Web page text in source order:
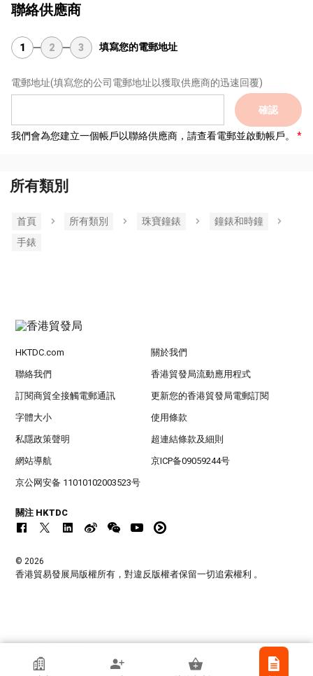
聯絡供應商
1 2 3 填寫您的電郵地址
電郵地址(填寫您的公司電郵地址以獲取供應商的迅速回覆)
確認
我們會為您建立一個帳戶以聯絡供應商，請查看電郵並啟動帳戶。
所有類別
首頁 所有類別 珠寶鐘錶
鐘錶和時鐘
手錶
香港貿發局參展商
HKTDC.com 關於我們
聯絡我們 香港貿發局流動應用程式
訂閱商貿全接觸電郵通訊 更新您的香港貿發局電郵訂閱
字體大小 使用條款
私隱政策聲明 超連結條款及細則
網站導航 京ICP备09059244号
京公网安备 11010102003523号
關注 HKTDC
© 2026
香港貿易發展局版權所有，對違反版權者保留一切追索權利 。